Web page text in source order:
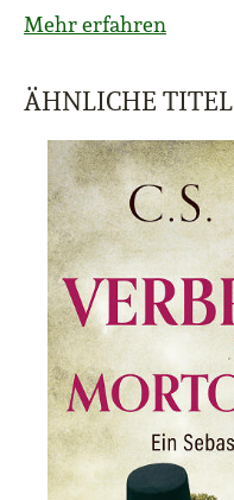
Mehr erfahren
ÄHNLICHE TITEL